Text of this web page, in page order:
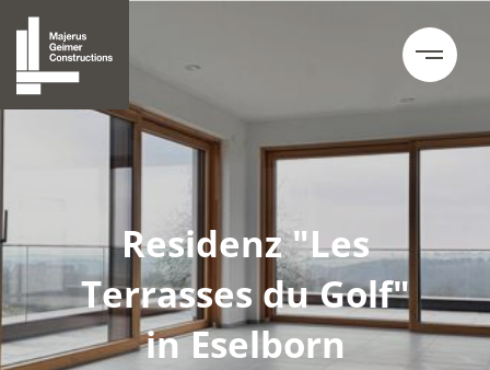
Residenz "Les
Terrasses du Golf"
in Eselborn